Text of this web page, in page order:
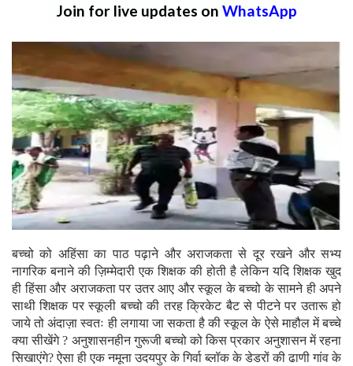
Join for live updates on WhatsApp
बच्चो को अहिंसा का पाठ पढ़ाने और अराजकता से दूर रखने और सभ्य
नागरिक बनाने की ज़िम्मेदारी एक शिक्षक की होती है लेकिन यदि शिक्षक खुद
ही हिंसा और अराजकता पर उतर आए और स्कूल के बच्चो के सामने ही अपने
साथी शिक्षक पर स्कूली बच्चो की तरह क्रिकेट बैट से पीटने पर उतारू हो
जाये तो अंदाज़ा स्वतः ही लगाया जा सकता है की स्कूल के ऐसे माहौल में बच्चे
क्या सीखेंगे ? अनुशासनहीन गुरूजी बच्चो को किस प्रकार अनुशासन में रहना
सिखाएंगे? ऐसा ही एक नमूना उदयपुर के गिर्वा ब्लॉक के डेडरों की ढाणी गांव के